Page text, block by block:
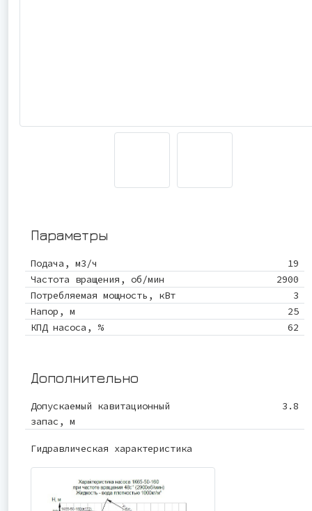
Параметры
Подача, м3/ч
19
Частота вращения, об/мин
2900
Потребляемая мощность, кВт
3
Напор, м
25
КПД насоса, %
62
Дополнительно
Допускаемый кавитационный
запас, м
3.8
Гидравлическая характеристика